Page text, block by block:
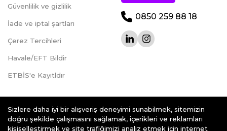
Güvenlilik ve gizlilik
İade ve iptal şartları
Çerez Tercihleri
Havale/EFT Bildir
ETBİS'e Kayıtldır
0850 259 88 18
Sizlere daha iyi bir alışveriş deneyimi sunabilmek, sitemizin
doğru şekilde çalışmasını sağlamak, içerikleri ve reklamları
kişiselleştirmek ve site trafiğimizi analiz etmek için internet